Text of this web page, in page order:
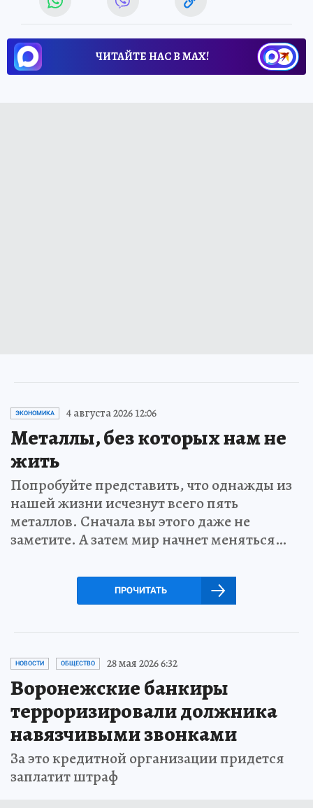
ЧИТАЙТЕ НАС В МАХ!
ЭКОНОМИКА 4 августа 2026 12:06
Металлы, без которых нам не
жить
Попробуйте представить, что однажды из
нашей жизни исчезнут всего пять
металлов. Сначала вы этого даже не
заметите. А затем мир начнет меняться…
ПРОЧИТАТЬ
НОВОСТИ ОБЩЕСТВО 28 мая 2026 6:32
Воронежские банкиры
терроризировали должника
навязчивыми звонками
За это кредитной организации придется
заплатит штраф